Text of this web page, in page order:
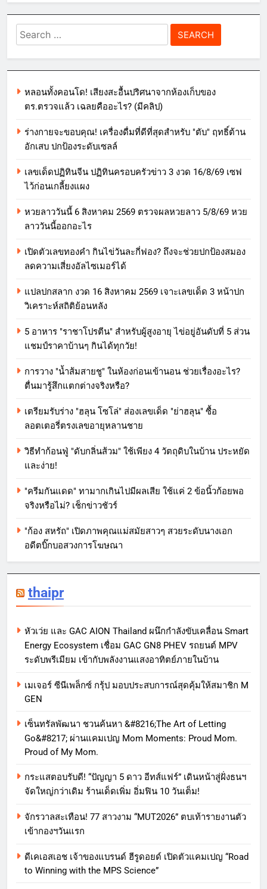
Search
for:
หลอนทั้งคอนโด! เสียงสะอื้นปริศนาจากห้องเก็บของ
ตร.ตรวจแล้ว เฉลยคืออะไร? (มีคลิป)
ร่างกายจะขอบคุณ! เครื่องดื่มที่ดีที่สุดสำหรับ "ตับ" ฤทธิ์ต้าน
อักเสบ ปกป้องระดับเซลล์
เลขเด็ดปฏิทินจีน ปฏิทินครอบครัวข่าว 3 งวด 16/8/69 เซฟ
ไว้ก่อนเกลี้ยงแผง
หวยลาววันนี้ 6 สิงหาคม 2569 ตรวจผลหวยลาว 5/8/69 หวย
ลาววันนี้ออกอะไร
เปิดตัวเลขทองคำ กินไข่วันละกี่ฟอง? ถึงจะช่วยปกป้องสมอง
ลดความเสี่ยงอัลไซเมอร์ได้
แปลปกสลาก งวด 16 สิงหาคม 2569 เจาะเลขเด็ด 3 หน้าปก
วิเคราะห์สถิติย้อนหลัง
5 อาหาร "ราชาโปรตีน" สำหรับผู้สูงอายุ ไข่อยู่อันดับที่ 5 ส่วน
แชมป์ราคาบ้านๆ กินได้ทุกวัย!
การวาง "น้ำส้มสายชู" ในห้องก่อนเข้านอน ช่วยเรื่องอะไร?
ตื่นมารู้สึกแตกต่างจริงหรือ?
เตรียมรับร่าง "ฮลุน โซโล่" ส่องเลขเด็ด "ย่าฮลุน" ซื้อ
ลอตเตอรี่ตรงเลขอายุหลานชาย
วิธีทำก้อนฟู่ "ดับกลิ่นส้วม" ใช้เพียง 4 วัตถุดิบในบ้าน ประหยัด
และง่าย!
"ครีมกันแดด" ทามากเกินไปมีผลเสีย ใช้แค่ 2 ข้อนิ้วก้อยพอ
จริงหรือไม่? เช็กข่าวชัวร์
"ก้อง สหรัถ" เปิดภาพคุณแม่สมัยสาวๆ สวยระดับนางเอก
อดีตบิ๊กบอสวงการโฆษณา
thaipr
หัวเว่ย และ GAC AION Thailand ผนึกกำลังขับเคลื่อน Smart
Energy Ecosystem เชื่อม GAC GN8 PHEV รถยนต์ MPV
ระดับพรีเมียม เข้ากับพลังงานแสงอาทิตย์ภายในบ้าน
เมเจอร์ ซีนีเพล็กซ์ กรุ้ป มอบประสบการณ์สุดคุ้มให้สมาชิก M
GEN
เซ็นทรัลพัฒนา ชวนค้นหา &#8216;The Art of Letting
Go&#8217; ผ่านแคมเปญ Mom Moments: Proud Mom.
Proud of My Mom.
กระแสตอบรับดี! “ปัญญา 5 ดาว อีทส์แฟร์” เดินหน้าสู่ฝั่งธนฯ
จัดใหญ่กว่าเดิม ร้านเด็ดเพิ่ม อิ่มฟิน 10 วันเต็ม!
จักรวาลสะเทือน! 77 สาวงาม “MUT2026” ตบเท้ารายงานตัว
เข้ากองฯวันแรก
ดีเคเอสเอช เจ้าของแบรนด์ ฮีรูดอยด์ เปิดตัวแคมเปญ “Road
to Winning with the MPS Science”